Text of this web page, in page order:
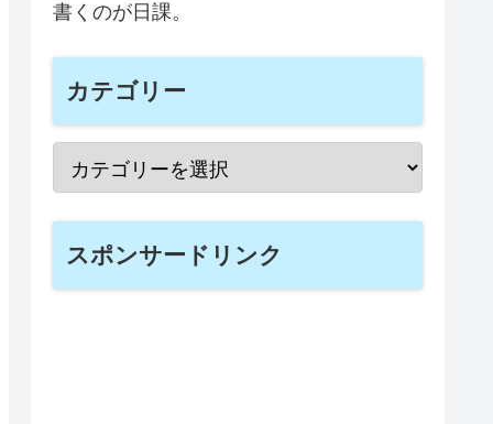
書くのが日課。
カテゴリー
スポンサードリンク